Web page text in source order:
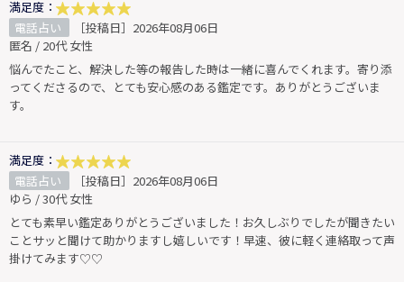
満足度：
電話占い
［投稿日］2026年08月06日
匿名 / 20代 女性
悩んでたこと、解決した等の報告した時は一緒に喜んでくれます。寄り添
ってくださるので、とても安心感のある鑑定です。ありがとうございま
す。
満足度：
電話占い
［投稿日］2026年08月06日
ゆら / 30代 女性
とても素早い鑑定ありがとうございました！お久しぶりでしたが聞きたい
ことサッと聞けて助かりますし嬉しいです！早速、彼に軽く連絡取って声
掛けてみます♡♡